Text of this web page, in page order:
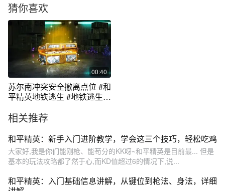
猜你喜欢
00:40
苏尔南冲突安全撤离点位 #和
平精英地铁逃生 #地铁逃生摸
相关推荐
和平精英：新手入门进阶教学，学会这三个技巧，轻松吃鸡
大家好,我是你们能刚枪、能苟分的KK呀~和平精英是目前最... 但是
基本的玩法攻略都了然于心,而KD值超过6的情况下,说...
和平精英：入门基础信息讲解，从键位到枪法、身法，详细